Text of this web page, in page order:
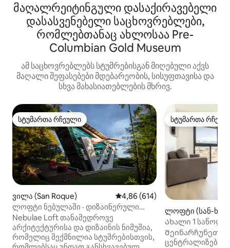
მაღალრეიტინგული დასაქირავებელი
დასასვენებელი საცხოვრებლები,
რომლებთანაც ახლოსაა Pre-
Columbian Gold Museum
ამ საცხოვრებლებს სტუმრებისგან მიღებული აქვს
მაღალი შეფასებები მდებარეობის, სისუფთავისა და
სხვა მახასიათებლების მხრივ.
სტუმართა რჩეული
სტუმართა რჩეული
ვილა (San Roque) საშუალო შეფასებაა 5‑დან
4,86 (614)
ლოფტი ნებულაში · დიზაინერული
საცხოვრებელი ჯაკუზითა და კოცონის
დასანთები ადგილით
Nebulae Loft თანამედროვე
არქიტექტურისა და დიზაინის ნიმუშია,
რომელიც შექმნილია სტუმრებისთვის,
სტუმართა
სტუმართა
ლოფტი (სან-
Ახალი 1
შესანიშნავი
Შეინარჩუნეთ ის